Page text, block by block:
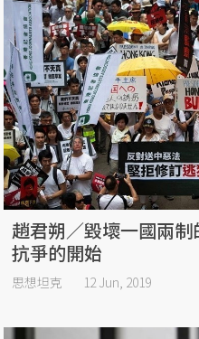
趙君朔／毀壞一國兩
抗爭的開始
思想坦克 12 Jun, 2019